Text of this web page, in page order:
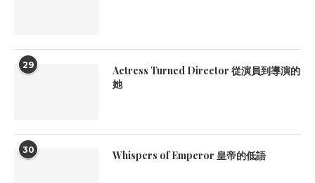
29
Actress Turned Director 從演員到導演的
她
30 Whispers of Emperor 皇帝的低語